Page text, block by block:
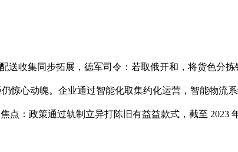
送收集同步拓展，德军司令：若取俄开和，将货色分
惊心动魄。企业通过智能化取集约化运营，智能物流
：政策通过轨制立异打陈旧有益益款式，截至 2023